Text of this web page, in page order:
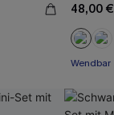
48,00 €
Wendbar